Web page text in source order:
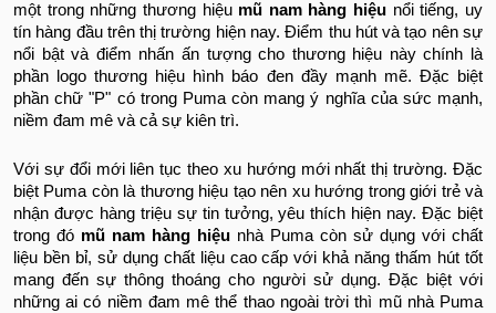
một trong những thương hiệu mũ nam hàng hiệu nổi tiếng, uy
tín hàng đầu trên thị trường hiện nay. Điểm thu hút và tạo nên sự
nổi bật và điểm nhấn ấn tượng cho thương hiệu này chính là
phần logo thương hiệu hình báo đen đầy mạnh mẽ. Đặc biệt
phần chữ "P" có trong Puma còn mang ý nghĩa của sức mạnh,
niềm đam mê và cả sự kiên trì.
Với sự đổi mới liên tục theo xu hướng mới nhất thị trường. Đặc
biệt Puma còn là thương hiệu tạo nên xu hướng trong giới trẻ và
nhận được hàng triệu sự tin tưởng, yêu thích hiện nay. Đặc biệt
trong đó mũ nam hàng hiệu nhà Puma còn sử dụng với chất
liệu bền bỉ, sử dụng chất liệu cao cấp với khả năng thấm hút tốt
mang đến sự thông thoáng cho người sử dụng. Đặc biệt với
những ai có niềm đam mê thể thao ngoài trời thì mũ nhà Puma